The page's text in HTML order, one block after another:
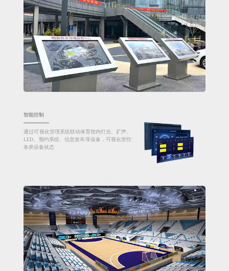
智能控制
通过可视化管理系统联动体育馆内灯光、扩声、
LED、预约系统、信息发布等设备，可视化管控
各类设备状态